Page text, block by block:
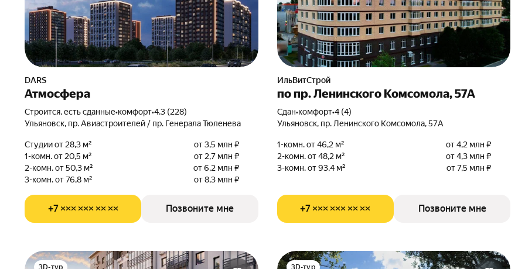
DARS
Атмосфера
Строится, есть сданные•комфорт•4.3 (228)
Ульяновск, пр. Авиастроителей / пр. Генерала Тюленева
Студии от 28,3 м²
от 3,5 млн ₽
1-комн. от 20,5 м²
от 2,7 млн ₽
2-комн. от 50,3 м²
от 6,2 млн ₽
3-комн. от 76,8 м²
от 8,3 млн ₽
+7 ××× ××× ×× ×× Позвоните мне
ИльВитСтрой
по пр. Ленинского Комсомола, 57А
Сдан•комфорт•4 (4)
Ульяновск, пр. Ленинского Комсомола, 57А
1-комн. от 46,2 м²
от 4,2 млн ₽
2-комн. от 48,2 м²
от 4,3 млн ₽
3-комн. от 93,4 м²
от 7,5 млн ₽
+7 ××× ××× ×× ×× Позвоните мне
3D-тур 3D-тур